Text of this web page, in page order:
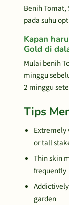
Benih Tomat,
pada suhu
Kapan
Gold di
Mulai benih
minggu
2 minggu
Tips
Extremely
or tall
Thin skin
frequently
garden